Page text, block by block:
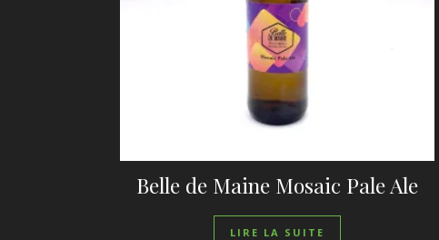
Belle de Maine Mosaic Pale Ale
LIRE LA SUITE